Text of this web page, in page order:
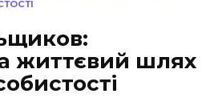
життєвий шлях